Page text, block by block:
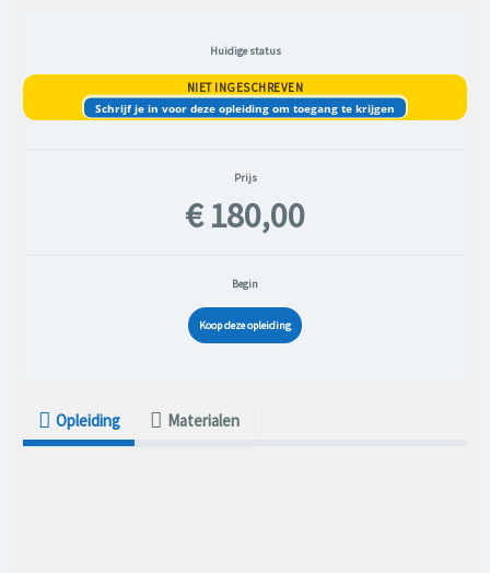
Huidige status
NIET INGESCHREVEN
Schrijf je in voor deze opleiding om toegang te krijgen
Prijs
€ 180,00
Begin
Koop deze opleiding
Opleiding Materialen